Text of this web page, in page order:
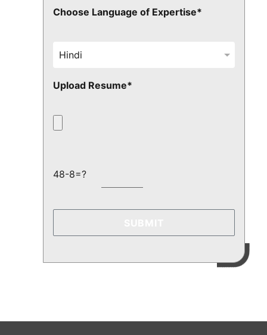
Choose Language of Expertise*
Upload Resume*
48-8=?